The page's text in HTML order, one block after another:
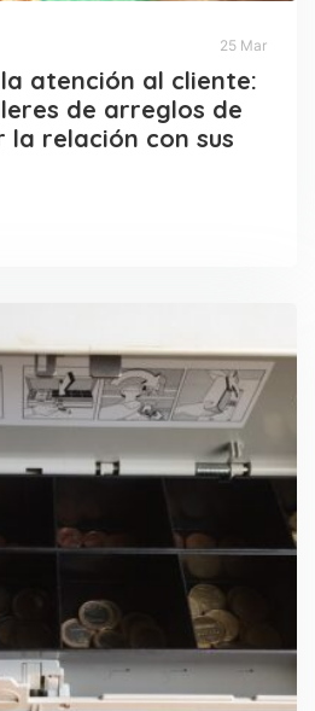
25 Mar
atención al cliente:
de arreglos de
relación con sus